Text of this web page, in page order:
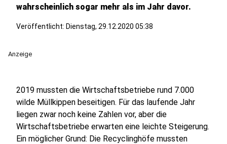
wahrscheinlich sogar mehr als im Jahr davor.
Veröffentlicht: Dienstag, 29.12.2020 05:38
Anzeige
2019 mussten die Wirtschaftsbetriebe rund 7.000
wilde Müllkippen beseitigen. Für das laufende Jahr
liegen zwar noch keine Zahlen vor, aber die
Wirtschaftsbetriebe erwarten eine leichte Steigerung.
Ein möglicher Grund: Die Recyclinghöfe mussten